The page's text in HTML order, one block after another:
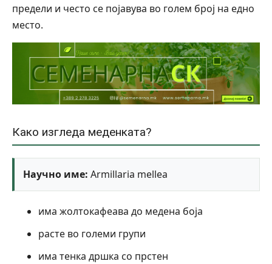
предели и често се појавува во голем број на едно
место.
Како изгледа меденката?
Научно име: Armillaria mellea
има жолтокафеава до медена боја
расте во големи групи
има тенка дршка со прстен